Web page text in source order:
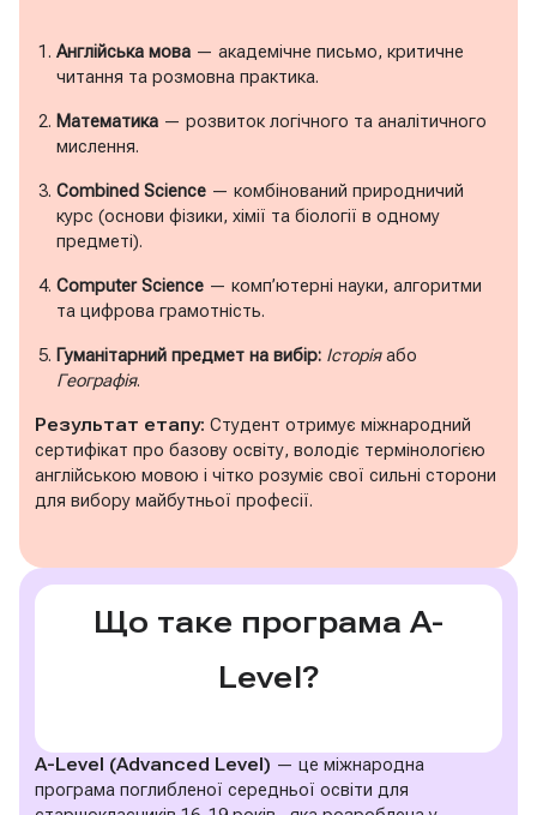
Англійська мова — академічне письмо, критичне
читання та розмовна практика.
Математика — розвиток логічного та аналітичного
мислення.
Combined Science — комбінований природничий
курс (основи фізики, хімії та біології в одному
предметі).
Computer Science — комп’ютерні науки, алгоритми
та цифрова грамотність.
Гуманітарний предмет на вибір: Історіяабо
Географія.
Результат етапу: Студент отримує міжнародний
сертифікат про базову освіту, володіє термінологією
англійською мовою і чітко розуміє свої сильні сторони
для вибору майбутньої професії.
Що таке програма A-
Level?
A-Level (Advanced Level) — це міжнародна
програма поглибленої середньої освіти для